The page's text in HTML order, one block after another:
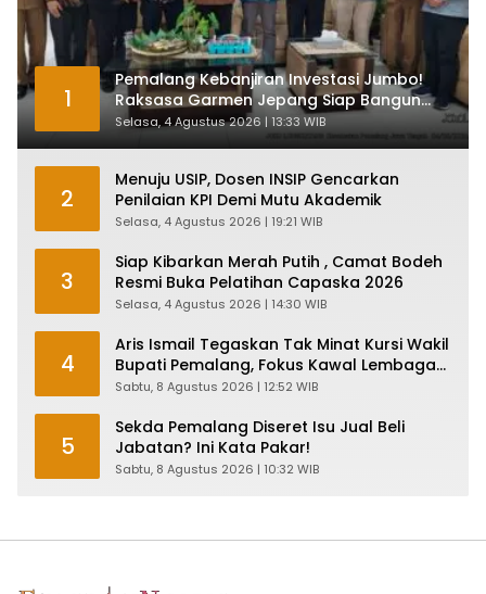
1
Pemalang Kebanjiran Investasi Jumbo!
Raksasa Garmen Jepang Siap Bangun
Pabrik dan Serap Ribuan Tenaga Kerja
Selasa, 4 Agustus 2026 | 13:33 WIB
2
Menuju USIP, Dosen INSIP Gencarkan
Penilaian KPI Demi Mutu Akademik
Selasa, 4 Agustus 2026 | 19:21 WIB
3
Siap Kibarkan Merah Putih , Camat Bodeh
Resmi Buka Pelatihan Capaska 2026
Selasa, 4 Agustus 2026 | 14:30 WIB
4
Aris Ismail Tegaskan Tak Minat Kursi Wakil
Bupati Pemalang, Fokus Kawal Lembaga
Legislatif
Sabtu, 8 Agustus 2026 | 12:52 WIB
5
Sekda Pemalang Diseret Isu Jual Beli
Jabatan? Ini Kata Pakar!
Sabtu, 8 Agustus 2026 | 10:32 WIB